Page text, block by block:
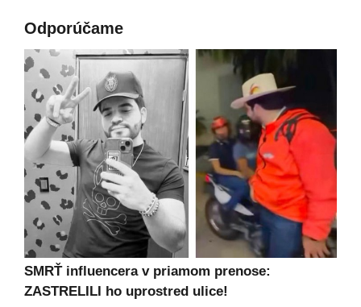
Odporúčame
SMRŤ influencera v priamom prenose:
ZASTRELILI ho uprostred ulice!